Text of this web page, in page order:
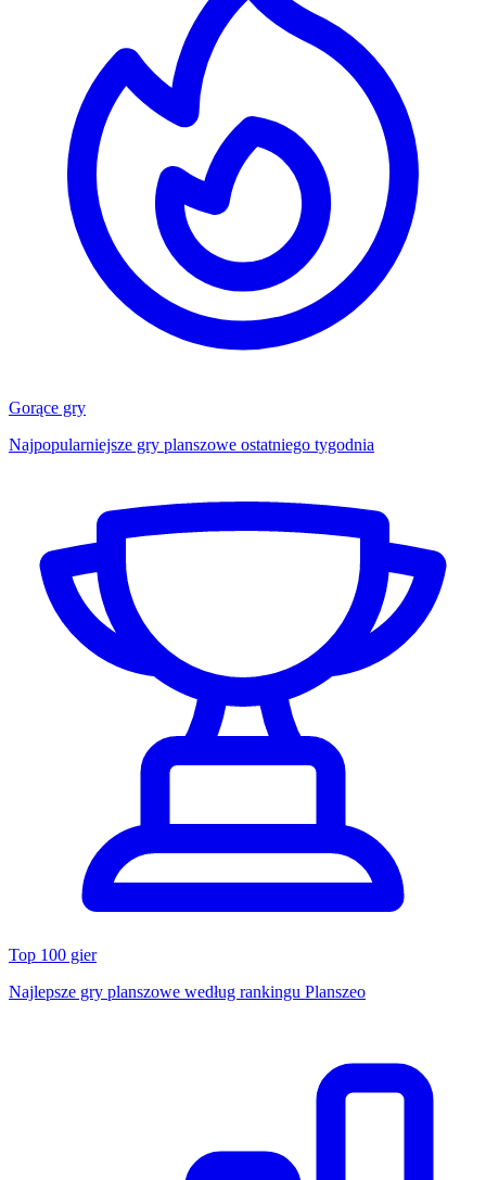
Gorące gry
Najpopularniejsze gry planszowe ostatniego tygodnia
Top 100 gier
Najlepsze gry planszowe według rankingu Planszeo